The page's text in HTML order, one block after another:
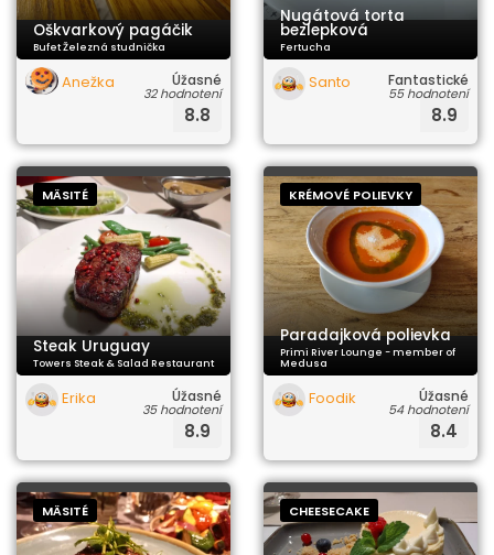
Oškvarkový pagáčik
Bufet Železná studnička
Anežka Úžasné
32 hodnotení
8.8
Nugátová torta
bezlepková
Fertucha
Santo Fantastické
55 hodnotení
8.9
MÄSITÉ
Steak Uruguay
Towers Steak & Salad Restaurant
Erika Úžasné
35 hodnotení
8.9
KRÉMOVÉ POLIEVKY
Paradajková polievka
Primi River Lounge - member of
Medusa
Foodik Úžasné
54 hodnotení
8.4
MÄSITÉ CHEESECAKE